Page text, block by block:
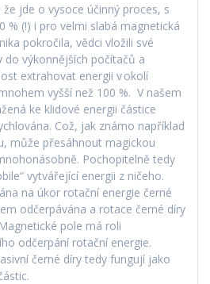
jde o vysoce účinný proces, s
% (!) i pro velmi slabá magnetická
pokročila, vědci vložili své
do výkonnějších počítačů a
extrahovat energii v okolí
vyšší než 100 %. V našem
ke klidové energii částice
Což, jak známo například
může přesáhnout magickou
Pochopitelně tedy
vytvářející energii z ničeho.
na úkor rotační energie černé
odčerpávána a rotace černé díry
pole má roli
odčerpání rotační energie.
černé díry tedy fungují jako